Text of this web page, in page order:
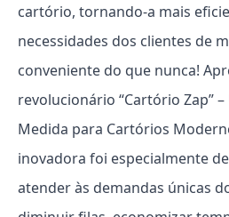
cartório, tornando-a mais
necessidades dos clientes de
conveniente do que nunca!
revolucionário “Cartório Zap”
Medida para Cartórios
inovadora foi especialmente
atender às demandas únicas